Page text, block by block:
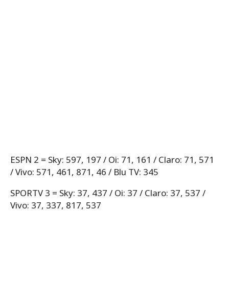
ESPN 2 = Sky: 597, 197 / Oi: 71, 161 / Claro: 71, 571
/ Vivo: 571, 461, 871, 46 / Blu TV: 345
SPORTV 3 = Sky: 37, 437 / Oi: 37 / Claro: 37, 537 /
Vivo: 37, 337, 817, 537